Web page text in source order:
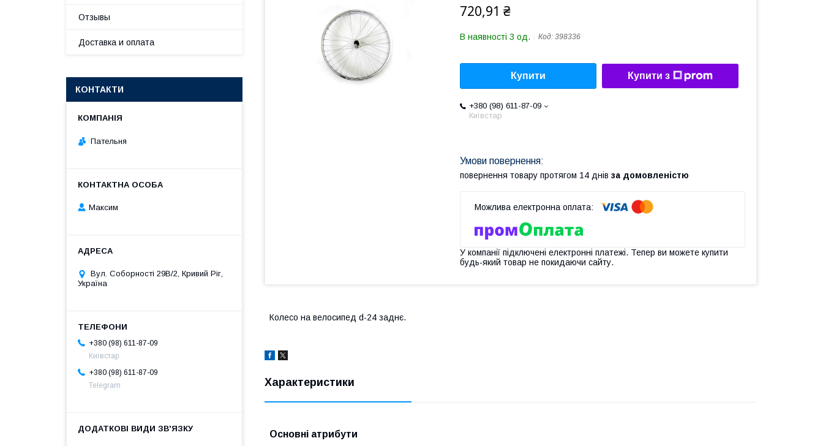
720,91 ₴
В наявності 3 од. Код: 398336
Купити Купити з
+380 (98) 611-87-09
Київстар
повернення товару протягом 14 днів за домовленістю
У компанії підключені електронні платежі. Тепер ви можете купити
будь-який товар не покидаючи сайту.
Колесо на велосипед d-24 заднє.
Характеристики
Основні атрибути
Отзывы
Доставка и оплата
КОНТАКТИ
Пательня
Максим
Вул. Соборності 29В/2, Кривий Ріг,
Україна
+380 (98) 611-87-09
Київстар
+380 (98) 611-87-09
Telegram